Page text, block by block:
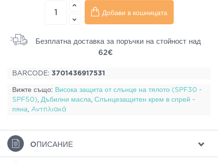
Добави в кошницата
Безплатна доставка за поръчки на стойност над
62€
BARCODE: 3701436917531
Вижте също: Висока защита от слънце на тялото (SPF30 -
SPF50), Дъбилни масла, Слънцезащитен крем в спрей -
пяна, Αντηλιακά
ΟПИСАНИЕ